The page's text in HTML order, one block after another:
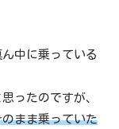
中に乗っている
ったのですが、
まま乗っていた